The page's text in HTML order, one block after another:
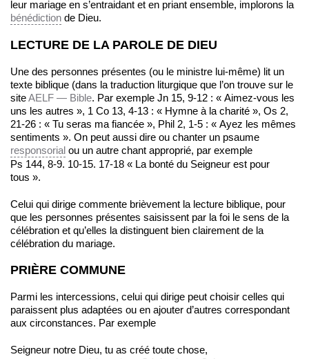
leur mariage en s’entraidant et en priant ensemble, implorons la
bénédiction de Dieu.
LECTURE DE LA PAROLE DE DIEU
Une des personnes présentes (ou le ministre lui-même) lit un
texte biblique (dans la traduction liturgique que l’on trouve sur le
siteAELF — Bible. Par exemple Jn 15, 9-12 : « Aimez-vous les
uns les autres », 1 Co 13, 4-13 : « Hymne à la charité », Os 2,
21-26 : « Tu seras ma fiancée », Phil 2, 1-5 : « Ayez les mêmes
sentiments ». On peut aussi dire ou chanter un psaume
responsorial ou un autre chant approprié, par exemple
Ps 144, 8-9. 10-15. 17-18 « La bonté du Seigneur est pour
tous ».
Celui qui dirige commente brièvement la lecture biblique, pour
que les personnes présentes saisissent par la foi le sens de la
célébration et qu’elles la distinguent bien clairement de la
célébration du mariage.
PRIÈRE COMMUNE
Parmi les intercessions, celui qui dirige peut choisir celles qui
paraissent plus adaptées ou en ajouter d’autres correspondant
aux circonstances. Par exemple
Seigneur notre Dieu, tu as créé toute chose,